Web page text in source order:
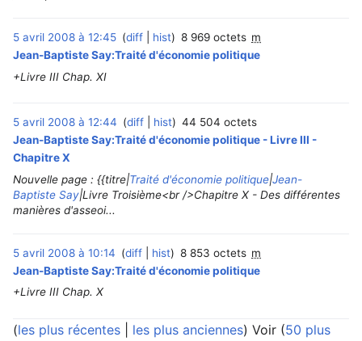
5 avril 2008 à 12:45 diff hist 8 969 octets m
Jean-Baptiste Say:Traité d'économie politique
+Livre III Chap. XI
5 avril 2008 à 12:44 diff hist
44 504 octets
Jean-Baptiste Say:Traité d'économie politique - Livre III -
Chapitre X
Nouvelle page : {{titre|Traité d'économie politique|Jean-
Baptiste Say|Livre Troisième<br />Chapitre X - Des différentes
manières d'asseoi...
5 avril 2008 à 10:14 diff hist 8 853 octets m
Jean-Baptiste Say:Traité d'économie politique
+Livre III Chap. X
(les plus récentes les plus anciennes) Voir (50 plus